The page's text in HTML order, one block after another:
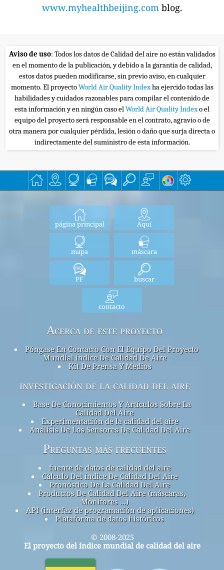
www.myhealthbeijing.com blog.
Aviso de uso: Todos los datos de Calidad del aire no están validados
en el momento de la publicación, y debido a la garantía de calidad,
estos datos pueden modificarse, sin previo aviso, en cualquier
momento. El proyectoWorld Air Quality Indexha ejercido todas las
habilidades y cuidados razonables para compilar el contenido de
esta información y en ningún caso elWorld Air Quality Indexo el
equipo del proyecto será responsable en el contrato, agravio o de
otra manera por cualquier pérdida, lesión o daño que surja directa o
indirectamente del suministro de esta información.
página principal Aquí
mapa máscara
PF buscar
contacto
Acerca de este proyecto
Póngase En Contacto Con El Equipo Del Proyecto
Mundial índice De Calidad De Aire
Kit De Prensa Y Medios
investigación de la calidad del aire
Base De Conocimientos Y Artículos Sobre La
Calidad Del Aire
Experimentación de la calidad del aire
Análisis De Los Sensores De Calidad Del Aire
Preguntas más frecuentes
fuente de datos de calidad del aire
Cálculo Del índice De Calidad Del Aire
Pronóstico De La Calidad Del Aire
Productos De Calidad Del Aire (máscaras,
Monitores ...)
API (interfaz de programación de aplicaciones)
Plataforma de datos históricos
© 2008-2025
El proyecto del índice mundial de calidad del aire